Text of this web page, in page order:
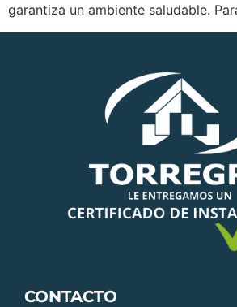
garantiza un ambiente saludable.
CONTACTO